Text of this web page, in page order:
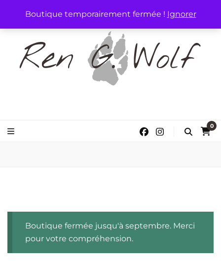
Boutique temporairement fermée ! Ignorer
0
Boutique fermée jusqu'à septembre. Merci
pour votre compréhension.